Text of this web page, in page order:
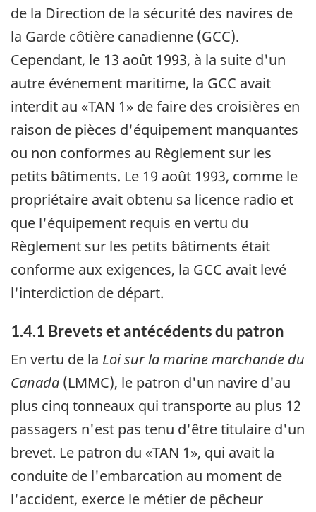
de la Direction de la sécurité des navires de
la Garde côtière canadienne (GCC).
Cependant, le 13 août 1993, à la suite d'un
autre événement maritime, la GCC avait
interdit au «TAN 1» de faire des croisières en
raison de pièces d'équipement manquantes
ou non conformes au Règlement sur les
petits bâtiments. Le 19 août 1993, comme le
propriétaire avait obtenu sa licence radio et
que l'équipement requis en vertu du
Règlement sur les petits bâtiments était
conforme aux exigences, la GCC avait levé
l'interdiction de départ.
1.4.1 Brevets et antécédents du patron
En vertu de la Loi sur la marine marchande du
Canada (LMMC), le patron d'un navire d'au
plus cinq tonneaux qui transporte au plus 12
passagers n'est pas tenu d'être titulaire d'un
brevet. Le patron du «TAN 1», qui avait la
conduite de l'embarcation au moment de
l'accident, exerce le métier de pêcheur